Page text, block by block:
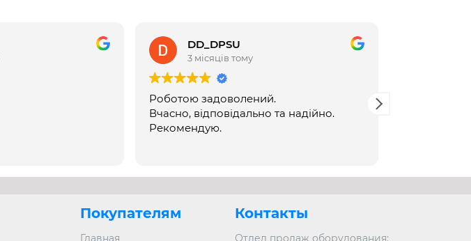
DD_DPSU
3 місяців тому
Роботою задоволений.
Вчасно, відповідально та надійно.
Рекомендую.
Контакты
Отдел продаж оборудования:
Покупателям
Главная